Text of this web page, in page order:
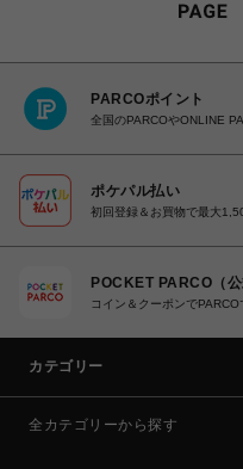
PARCOポイント
全国のPARCOやONLINE
ポケパル払い
初回登録＆お買物で最大
POCKET PARCO（公
コイン＆クーポンで
カテゴリー
全カテゴリーから探す